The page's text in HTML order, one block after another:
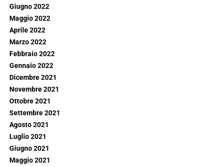
Giugno 2022
Maggio 2022
Aprile 2022
Marzo 2022
Febbraio 2022
Gennaio 2022
Dicembre 2021
Novembre 2021
Ottobre 2021
Settembre 2021
Agosto 2021
Luglio 2021
Giugno 2021
Maggio 2021